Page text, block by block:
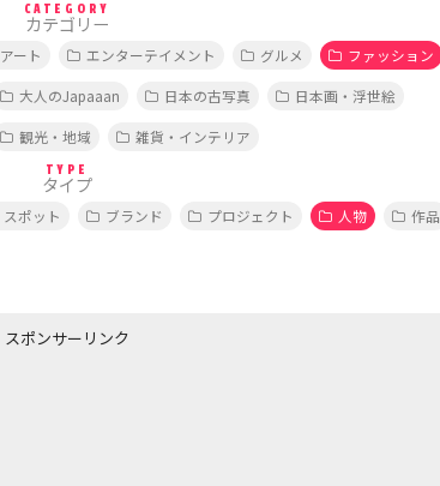
CATEGORY
カテゴリー
アート エンターテイメント グルメ
ファッション
大人のJapaaan 日本の古写真
日本画・浮世絵
観光・地域 雑貨・インテリア
TYPE
タイプ
スポット ブランド プロジェクト 人物
作品
スポンサーリンク